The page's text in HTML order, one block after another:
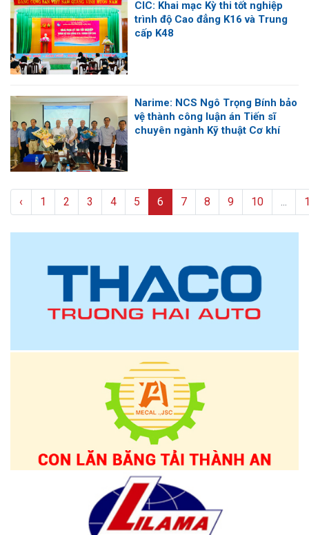
CIC: Khai mạc Kỳ thi tốt nghiệp
trình độ Cao đẳng K16 và Trung
cấp K48
Narime: NCS Ngô Trọng Bính bảo
vệ thành công luận án Tiến sĩ
chuyên ngành Kỹ thuật Cơ khí
‹ 1 2 3 4 5 6 7 8 9 10 ...